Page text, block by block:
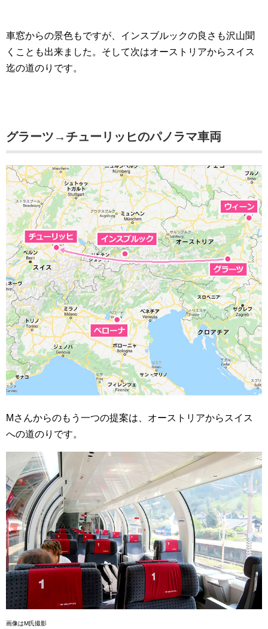
車窓からの景色もですが、インスブルックの良さも沢山聞
くことも出来ました。そして次はオーストリアからスイス
迄の道のりです。
グラーツ→チューリッヒのパノラマ車両
Mさんからのもう一つの提案は、オーストリアからスイス
への道のりです。
画像はM氏撮影